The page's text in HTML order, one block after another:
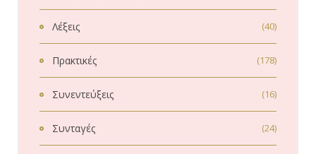
Λέξεις (40)
Πρακτικές (178)
Συνεντεύξεις (16)
Συνταγές (24)